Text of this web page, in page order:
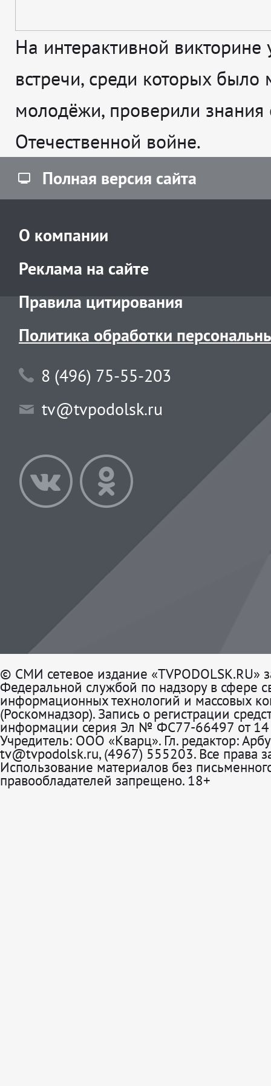
На интерактивной викторине
встречи, среди которых было
молодёжи, проверили знания
Отечественной войне.
Полная версия сайта
О компании
Реклама на сайте
Правила цитирования
Политика обработки
8 (496) 75-55-203
tv@tvpodolsk.ru
© СМИ сетевое издание «TVPODOLSK.RU»
Федеральной службой по надзору в сфере
информационных технологий и массовых
(Роскомнадзор). Запись о регистрации
информации серия Эл № ФС77-66497 от 14
Учредитель: ООО «Кварц». Гл. редактор:
tv@tvpodolsk.ru, (4967) 555203. Все права
Использование материалов без
правообладателей запрещено. 18+